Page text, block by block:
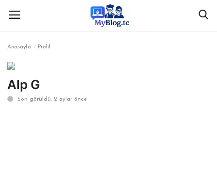
Anasayfa
Anasayfa Profil
Alp G
Son görüldü: 2 aylar önce